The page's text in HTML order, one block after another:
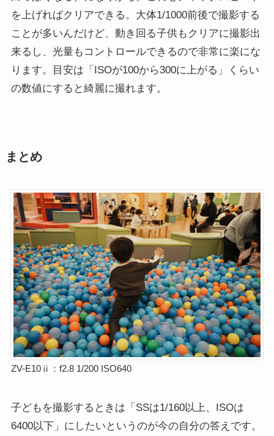
を上げればクリアできる。大体1/1000前後で撮影する
ことが多いんだけど、動き回る子供もクリアに撮影出
来るし、光量もコントロールできるので非常に楽にな
ります。目安は「ISOが100から300に上がる」くらい
の数値にすると綺麗に撮れます。
まとめ
ZV-E10ⅱ：f2.8 1/200 ISO640
子どもを撮影するときは「SSは1/160以上、ISOは
6400以下」にしたいというのが今の自分の答えです。